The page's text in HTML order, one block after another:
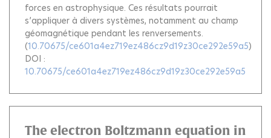
forces en astrophysique. Ces résultats pourrait
s’appliquer à divers systèmes, notamment au champ
géomagnétique pendant les renversements.
(10.70675/ce601a4ez719ez486cz9d19z30ce292e59a5)
DOI :
10.70675/ce601a4ez719ez486cz9d19z30ce292e59a5
The electron Boltzmann equation in